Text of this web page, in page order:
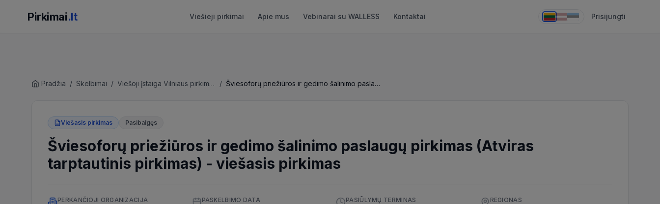
Pirkimai.lt Viešieji pirkimai Apie mus Vebinarai su WALLESS Kontaktai Prisijungti
Pradžia / Skelbimai / Viešoji įstaiga Vilniaus pirkimų agentūra / Šviesoforų priežiūros ir gedimo šalinimo paslaugų pirkimas (Atviras tarptautinis pirkimas)
Viešasis pirkimas Pasibaigęs
Šviesoforų priežiūros ir gedimo šalinimo paslaugų pirkimas (Atviras
tarptautinis pirkimas) - viešasis pirkimas
PERKANČIOJI ORGANIZACIJA PASKELBIMO DATA PASIŪLYMŲ TERMINAS REGIONAS